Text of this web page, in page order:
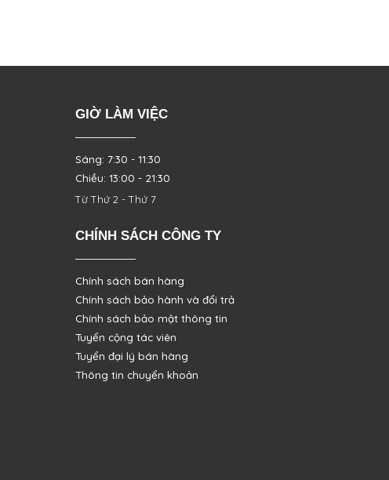
GIỜ LÀM VIỆC
Sáng: 7:30 - 11:30
Chiều: 13:00 - 21:30
Từ Thứ 2 - Thứ 7
CHÍNH SÁCH CÔNG TY
Chính sách bán hàng
Chính sách bảo hành và đổi trả
Chính sách bảo mật thông tin
Tuyển cộng tác viên
Tuyển đại lý bán hàng
Thông tin chuyển khoản